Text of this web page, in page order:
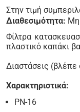
Στην τιμή
Διαθεσιμότητα: Μη
Φίλτρα
πλαστικό καπάκι
Διαστάσεις
Χαρακτηριστικά:
PN-16